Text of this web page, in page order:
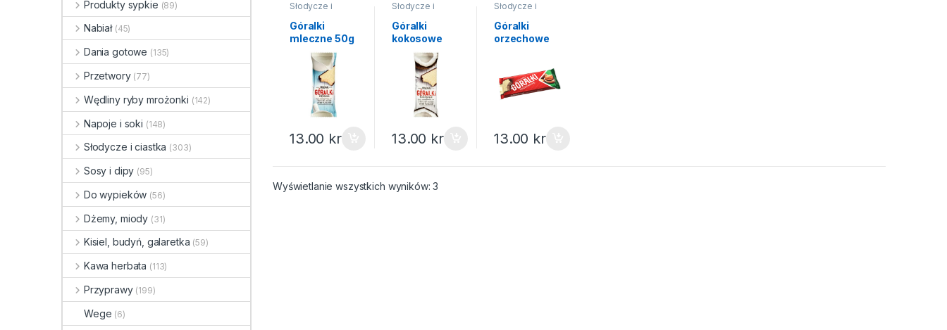
Słodycze i
ciastka
wafelki
Góralki
mleczne 50g
13.00 kr
Słodycze i
ciastka
wafelki
Góralki
kokosowe
13.00 kr
Słodycze i
ciastka
wafelki
Góralki
orzechowe
13.00 kr
Wyświetlanie wszystkich wyników: 3
Produkty sypkie (89)
Nabiał (45)
Dania gotowe (135)
Przetwory (77)
Wędliny ryby mrożonki (142)
Napoje i soki (148)
Słodycze i ciastka (303)
Sosy i dipy (95)
Do wypieków (56)
Dżemy, miody (31)
Kisiel, budyń, galaretka (59)
Kawa herbata (113)
Przyprawy (199)
Wege (6)